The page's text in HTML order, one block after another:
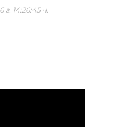
г. 14:26:45 ч.